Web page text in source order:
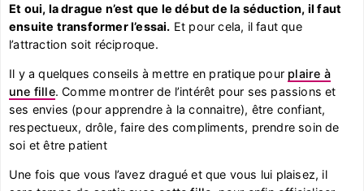
Et oui, la drague n’est que le début de la séduction, il faut
ensuite transformer l’essai. Et pour cela, il faut que
l’attraction soit réciproque.
Il y a quelques conseils à mettre en pratique pour plaire à
une fille. Comme montrer de l’intérêt pour ses passions et
ses envies (pour apprendre à la connaitre), être confiant,
respectueux, drôle, faire des compliments, prendre soin de
soi et être patient
Une fois que vous l’avez dragué et que vous lui plaisez, il